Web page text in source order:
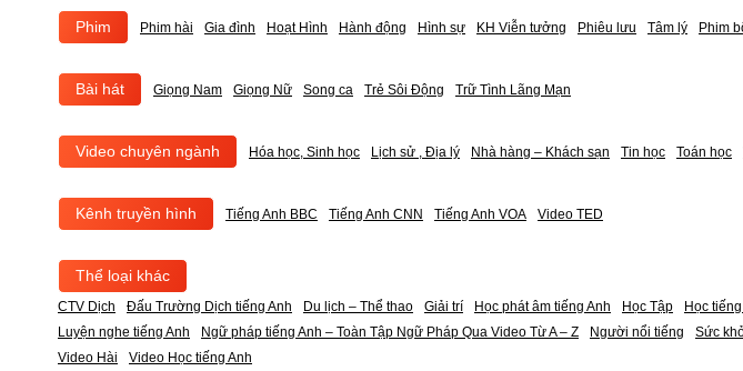
Phim Phim hài Gia đình Hoạt Hình Hành động Hình sự KH Viễn tưởng Phiêu lưu Tâm lý Phim
Bài hát Giọng Nam Giọng Nữ Song ca Trẻ Sôi Động Trữ Tình Lãng Mạn
Video chuyên ngành Hóa học, Sinh học Lịch sử , Địa lý Nhà hàng – Khách sạn Tin học Toán học
Kênh truyền hình Tiếng Anh BBC Tiếng Anh CNN Tiếng Anh VOA Video TED
Thể loại khác
CTV Dịch Đấu Trường Dịch tiếng Anh Du lịch – Thể thao Giải trí Học phát âm tiếng Anh Học Tập Học
Luyện nghe tiếng Anh
Ngữ pháp tiếng Anh – Toàn Tập Ngữ Pháp Qua Video Từ A – Z Người nổi tiếng Sức
Video Hài
Video Học tiếng Anh